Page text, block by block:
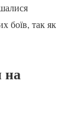
боїв, так як
на